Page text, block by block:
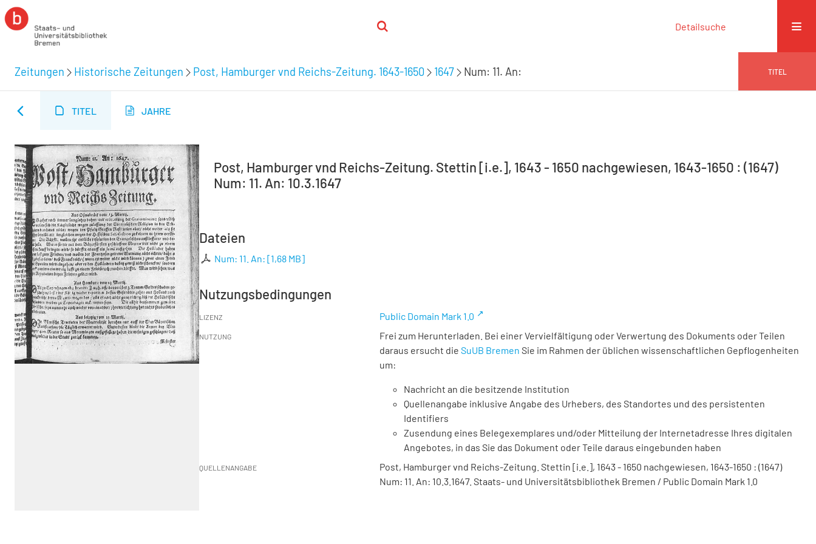
Detailsuche
Zeitungen Historische Zeitungen Post, Hamburger vnd Reichs-Zeitung. 1643-1650 1647 Num: 11. An: TITEL
TITEL JAHRE
Post, Hamburger vnd Reichs-Zeitung. Stettin [i.e.], 1643 - 1650 nachgewiesen, 1643-1650 : (1647)
Num: 11. An: 10.3.1647
Dateien
Num: 11. An: [1,68 MB]
Nutzungsbedingungen
LIZENZ Public Domain Mark 1.0
NUTZUNG
Frei zum Herunterladen. Bei einer Vervielfältigung oder Verwertung des Dokuments oder Teilen
daraus ersucht die SuUB Bremen Sie im Rahmen der üblichen wissenschaftlichen Gepflogenheiten
um:
Nachricht an die besitzende Institution
Quellenangabe inklusive Angabe des Urhebers, des Standortes und des persistenten
Identifiers
Zusendung eines Belegexemplares und/oder Mitteilung der Internetadresse Ihres digitalen
Angebotes, in das Sie das Dokument oder Teile daraus eingebunden haben
QUELLENANGABE
Post, Hamburger vnd Reichs-Zeitung. Stettin [i.e.], 1643 - 1650 nachgewiesen, 1643-1650 : (1647)
Num: 11. An: 10.3.1647. Staats- und Universitätsbibliothek Bremen / Public Domain Mark 1.0